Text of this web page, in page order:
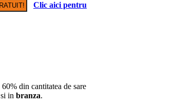
Clic aici pentru
din cantitatea de sare
si in branza.